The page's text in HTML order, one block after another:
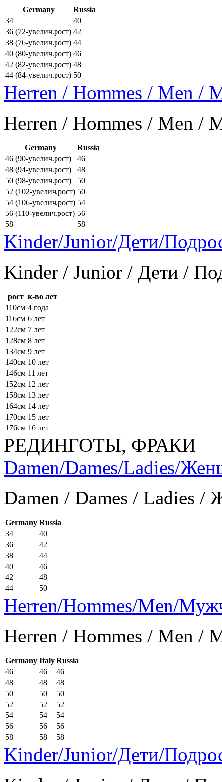
Germany
Russia
34
40
36 (72-увелич.рост) 42
38 (76-увелич.рост) 44
40 (80-увелич.рост) 46
42 (82-увелич.рост) 48
44 (84-увелич.рост) 50
Herren / Hommes / Men /
Herren / Hommes / Men /
Germany
Russia
46 (90-увелич.рост)
46
48 (94-увелич.рост)
48
50 (98-увелич.рост)
50
52 (102-увелич.рост) 50
54 (106-увелич.рост) 54
56 (110-увелич.рост) 56
58
58
Kinder/Junior/Дети/
Kinder / Junior / Дети /
рост к-во лет
110см 4 года
116см 6 лет
122см 7 лет
128см 8 лет
134см 9 лет
140см 10 лет
146см 11 лет
152см 12 лет
158см 13 лет
164см 14 лет
170см 15 лет
176см 16 лет
РЕДИНГОТЫ, ФРАКИ
Damen/Dames/Ladies/
Damen / Dames / Ladies
Germany Russia
34
40
36
42
38
44
40
46
42
48
44
50
Herren/Hommes/Men/
Herren / Hommes / Men /
Germany Italy Russia
46
46
46
48
48
48
50
50
50
52
52
52
54
54
54
56
56
56
58
58 58
Kinder/Junior/Дети/